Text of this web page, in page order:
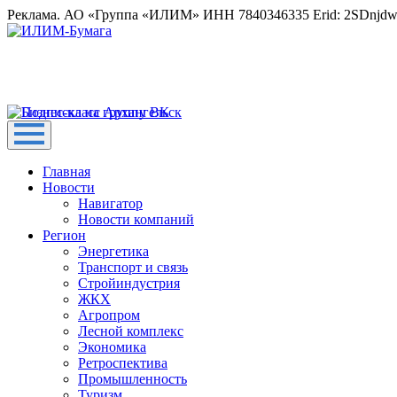
Реклама. АО «Группа «ИЛИМ» ИНН 7840346335 Erid:
Главная
Новости
Навигатор
Новости компаний
Регион
Энергетика
Транспорт и связь
Стройиндустрия
ЖКХ
Агропром
Лесной комплекс
Экономика
Ретроспектива
Промышленность